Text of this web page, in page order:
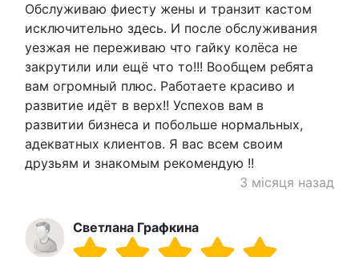
Обслуживаю фиесту жены и транзит кастом
исключительно здесь. И после обслуживания
уезжая не переживаю что гайку колёса не
закрутили или ещё что то!!! Вообщем ребята
вам огромный плюс. Работаете красиво и
развитие идёт в верх!! Успехов вам в
развитии бизнеса и побольше нормальных,
адекватных клиентов. Я вас всем своим
друзьям и знакомым рекомендую !!
3 місяця назад
Светлана Графкина